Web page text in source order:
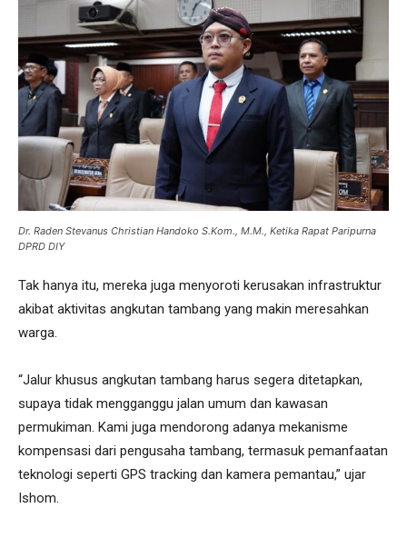
Dr. Raden Stevanus Christian Handoko S.Kom., M.M., Ketika Rapat Paripurna
DPRD DIY
Tak hanya itu, mereka juga menyoroti kerusakan infrastruktur
akibat aktivitas angkutan tambang yang makin meresahkan
warga.
“Jalur khusus angkutan tambang harus segera ditetapkan,
supaya tidak mengganggu jalan umum dan kawasan
permukiman. Kami juga mendorong adanya mekanisme
kompensasi dari pengusaha tambang, termasuk pemanfaatan
teknologi seperti GPS tracking dan kamera pemantau,” ujar
Ishom.